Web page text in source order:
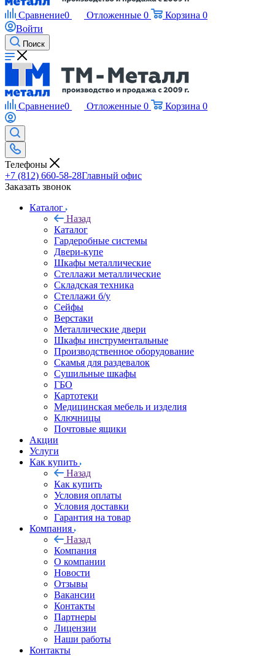
Сравнение0 Отложенные 0 Корзина 0
Войти
Поиск
Сравнение0 Отложенные 0 Корзина 0
Телефоны
+7 (812) 660-58-28Главный офис
Заказать звонок
Каталог
Назад
Каталог
Гардеробные системы
Двери-купе
Шкафы металлические
Стеллажи металлические
Складская техника
Стеллажи б/у
Сейфы
Верстаки
Металлические двери
Шкафы инструментальные
Производственное оборудование
Скамья для раздевалок
Сушильные шкафы
ГБО
Картотеки
Медицинская мебель и изделия
Ключницы
Почтовые ящики
Акции
Услуги
Как купить
Назад
Как купить
Условия оплаты
Условия доставки
Гарантия на товар
Компания
Назад
Компания
О компании
Новости
Отзывы
Вакансии
Контакты
Партнеры
Лицензии
Наши работы
Контакты